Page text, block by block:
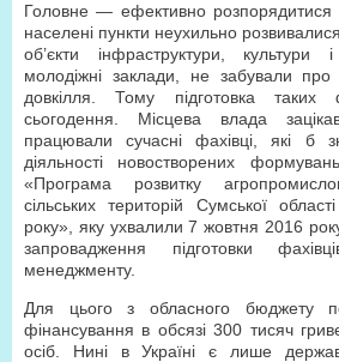
Головне — ефективно
населені пункти неухильно
об’єкти інфраструктури, культури
молодіжні заклади, не забували
довкілля. Тому підготовка
сьогодення. Місцева влада
працювали сучасні фахівці, які б
діяльності новостворених
«Програма розвитку
сільських територій Сумської
року», яку ухвалили 7 жовтня 2016
запровадження підготовки
менеджменту.
Для цього з обласного бюджету
фінансування в обсязі 300 тисяч
осіб. Нині в Україні є лише